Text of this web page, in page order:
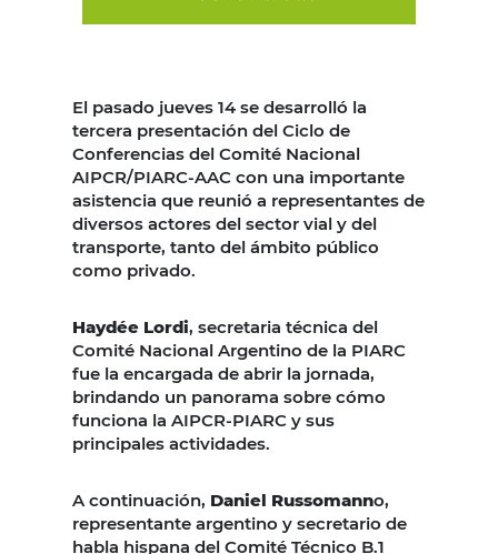
El pasado jueves 14 se desarrolló la
tercera presentación del Ciclo de
Conferencias del Comité Nacional
AIPCR/PIARC-AAC con una importante
asistencia que reunió a representantes de
diversos actores del sector vial y del
transporte, tanto del ámbito público
como privado.
Haydée Lordi, secretaria técnica del
Comité Nacional Argentino de la PIARC
fue la encargada de abrir la jornada,
brindando un panorama sobre cómo
funciona la AIPCR-PIARC y sus
principales actividades.
A continuación, Daniel Russomanno,
representante argentino y secretario de
habla hispana del Comité Técnico B.1